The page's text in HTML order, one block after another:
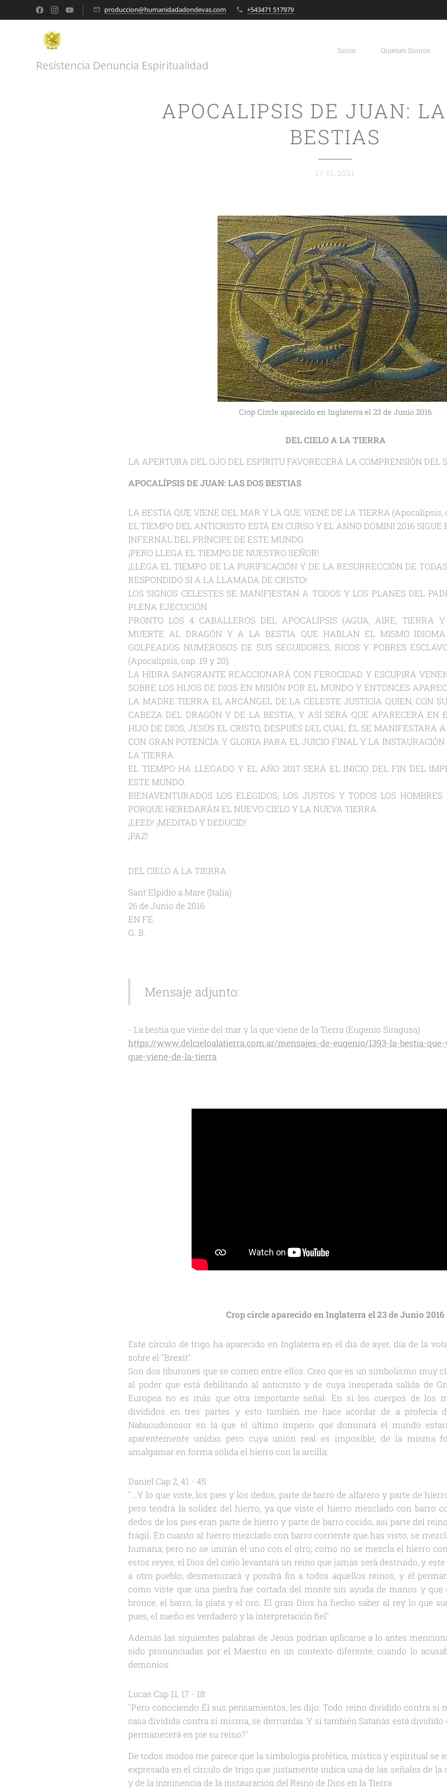
produccion@humanidadadondevas.com +543471 517979
Resistencia Denuncia Espiritualidad
Inicio Quienes Somos
APOCALIPSIS DE JUAN:
BESTIAS
17.01.2021
Crop Circle aparecido en Inglaterra el 23 de Junio 2016
DEL CIELO A LA TIERRA
LA APERTURA DEL OJO DEL ESPÍRITU FAVORECERÁ LA COMPRENSIÓN DEL
APOCALÍPSIS DE JUAN: LAS DOS BESTIAS
LA BESTIA QUE VIENE DEL MAR Y LA QUE VIENE DE LA TIERRA (Apocalípsis,
EL TIEMPO DEL ANTICRISTO ESTÁ EN CURSO Y EL ANNO DOMINI 2016 SIGUE
INFERNAL DEL PRÍNCIPE DE ESTE MUNDO.
¡PERO LLEGA EL TIEMPO DE NUESTRO SEÑOR!
¡LLEGA EL TIEMPO DE LA PURIFICACIÓN Y DE LA RESURRECCIÓN DE
RESPONDIDO SI A LA LLAMADA DE CRISTO!
LOS SIGNOS CELESTES SE MANIFIESTAN A TODOS Y LOS PLANES DEL
PLENA EJECUCIÓN.
PRONTO LOS 4 CABALLEROS DEL APOCALÍPSIS (AGUA, AIRE, TIERRA
MUERTE AL DRAGÓN Y A LA BESTIA QUE HABLAN EL MISMO
GOLPEADOS NUMEROSOS DE SUS SEGUIDORES, RICOS Y POBRES
(Apocalípsis, cap. 19 y 20).
LA HIDRA SANGRANTE REACCIONARÁ CON FEROCIDAD Y ESCUPIRÁ
SOBRE LOS HIJOS DE DIOS EN MISIÓN POR EL MUNDO Y ENTONCES
LA MADRE TIERRA EL ARCÁNGEL DE LA CELESTE JUSTICIA QUIEN, CON
CABEZA DEL DRAGÓN Y DE LA BESTIA, Y ASÍ SERÁ QUE APARECERÁ EN
HIJO DE DIOS, JESÚS EL CRISTO, DESPUÉS DEL CUAL ÉL SE MANIFESTARÁ
CON GRAN POTENCIA Y GLORIA PARA EL JUICIO FINAL Y LA
LA TIERRA.
EL TIEMPO HA LLEGADO Y EL AÑO 2017 SERÁ EL INICIO DEL FIN DEL
ESTE MUNDO.
BIENAVENTURADOS LOS ELEGIDOS, LOS JUSTOS Y TODOS LOS
PORQUE HEREDARÁN EL NUEVO CIELO Y LA NUEVA TIERRA.
¡LEED! ¡MEDITAD Y DEDUCID!
¡PAZ!
DEL CIELO A LA TIERRA
Sant'Elpidio a Mare (Italia)
26 de Junio de 2016
EN FE
G. B.
Mensaje adjunto:
- La bestia que viene del mar y la que viene de la Tierra (Eugenio Siragusa)
https://www.delcieloalatierra.com.ar/mensajes-de-eugenio/1393-la-bestia-
que-viene-de-la-tierra
Crop circle aparecido en Inglaterra el 23 de Junio 2016
Este círculo de trigo ha aparecido en Inglaterra en el día de ayer, día de la
sobre el "Brexit".
Son dos tiburones que se comen entre ellos. Creo que es un simbolismo muy
al poder que está debilitando al anticristo y de cuya inesperada salida de
Europea no es más que otra importante señal. En si los cuerpos de los
divididos en tres partes y esto también me hace acordar de a profecía
Nabucodonosor en la que el último imperio que dominará el mundo
aparentemente unidas pero cuya unión real es imposible, de la misma
amalgamar en forma sólida el hierro con la arcilla:
Daniel Cap 2, 41 - 45:
"...Y lo que viste, los pies y los dedos, parte de barro de alfarero y parte de
pero tendrá la solidez del hierro, ya que viste el hierro mezclado con barro
dedos de los pies eran parte de hierro y parte de barro cocido, así parte del
frágil. En cuanto al hierro mezclado con barro corriente que has visto, se
humana; pero no se unirán el uno con el otro, como no se mezcla el hierro
estos reyes, el Dios del cielo levantará un reino que jamás será destruido, y
a otro pueblo; desmenuzará y pondrá fin a todos aquellos reinos, y él
como viste que una piedra fue cortada del monte sin ayuda de manos y que
bronce, el barro, la plata y el oro. El gran Dios ha hecho saber al rey lo que
pues, el sueño es verdadero y la interpretación fiel".
Además las siguientes palabras de Jesús podrían aplicarse a lo antes
sido pronunciadas por el Maestro en un contexto diferente, cuando lo
demonios:
Lucas Cap 11, 17 - 18:
"Pero conociendo Él sus pensamientos, les dijo: Todo reino dividido contra sí
casa dividida contra sí misma, se derrumba. Y si también Satanás está
permanecerá en pie su reino?"
De todos modos me parece que la simbología profética, mística y espiritual se
expresada en el círculo de trigo que justamente indica una de las señales de
y de la inminencia de la instauración del Reino de Dios en la Tierra.